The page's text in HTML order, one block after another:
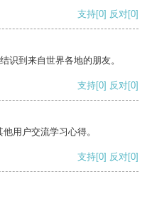
支持[0] 反对[0]
识到来自世界各地的朋友。
支持[0] 反对[0]
用户交流学习心得。
支持[0] 反对[0]